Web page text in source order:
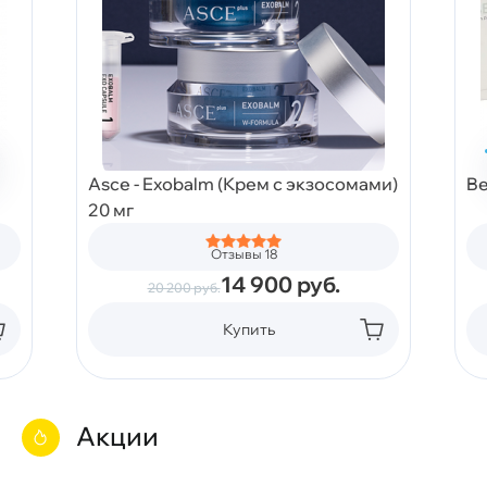
Asce - Exobalm (Крем с экзосомами)
20 мг
Отзывы 18
20 200руб.14 900 руб.
Купить
Акции